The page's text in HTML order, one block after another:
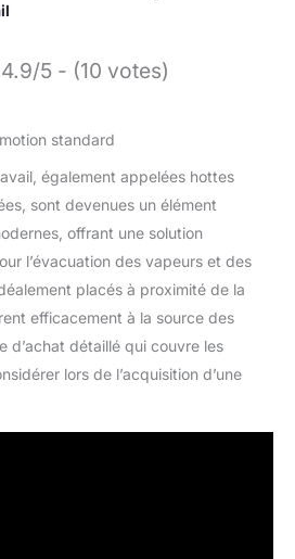
4.9/5 - (10 votes)
également appelées hottes
sont devenues un élément
offrant une solution
l’évacuation des vapeurs et des
placés à proximité de la
efficacement à la source des
d’achat détaillé qui couvre les
lors de l’acquisition d’une